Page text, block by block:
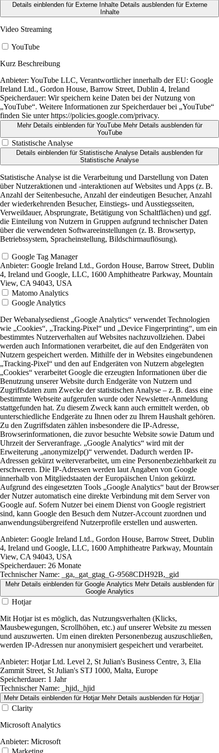
Details einblendenfür Externe Inhalte Details ausblendenfür Externe
Inhalte
Video Streaming
YouTube
Kurz Beschreibung
Anbieter: YouTube LLC, Verantwortlicher innerhalb der EU: Google
Ireland Ltd., Gordon House, Barrow Street, Dublin 4, Ireland
Speicherdauer: Wir speichern keine Daten bei der Nutzung von
„YouTube“. Weitere Informationen zur Speicherdauer bei „YouTube“
finden Sie unter https://policies.google.com/privacy.
Mehr Details einblendenfür YouTube Mehr Details ausblendenfür
YouTube
Statistische Analyse
Details einblenden für Statistische Analyse Details ausblenden für
Statistische Analyse
Statistische Analyse ist die Verarbeitung und Darstellung von Daten
über Nutzeraktionen und -interaktionen auf Websites und Apps (z. B.
Anzahl der Seitenbesuche, Anzahl der eindeutigen Besucher, Anzahl
der wiederkehrenden Besucher, Einstiegs- und Ausstiegsseiten,
Verweildauer, Absprungrate, Betätigung von Schaltflächen) und ggf.
die Einteilung von Nutzern in Gruppen aufgrund technischer Daten
über die verwendeten Softwareeinstellungen (z. B. Browsertyp,
Betriebssystem, Spracheinstellung, Bildschirmauflösung).
Google Tag Manager
Anbieter: Google Ireland Ltd., Gordon House, Barrow Street, Dublin
4, Ireland und Google, LLC, 1600 Amphitheatre Parkway, Mountain
View, CA 94043, USA
Matomo Analytics
Google Analytics
Der Webanalysedienst „Google Analytics“ verwendet Technologien
wie „Cookies“, „Tracking-Pixel“ und „Device Fingerprinting“, um ein
bestimmtes Nutzerverhalten auf Websites nachzuvollziehen. Dabei
werden auch Informationen verarbeitet, die auf den Endgeräten von
Nutzern gespeichert werden. Mithilfe der in Websites eingebundenen
„Tracking-Pixel“ und den auf Endgeräten von Nutzern abgelegten
„Cookies“ verarbeitet Google die erzeugten Informationen über die
Benutzung unserer Website durch Endgeräte von Nutzern und
Zugriffsdaten zum Zwecke der statistischen Analyse – z. B. dass eine
bestimmte Webseite aufgerufen wurde oder Newsletter-Anmeldung
stattgefunden hat. Zu diesem Zweck kann auch ermittelt werden, ob
unterschiedliche Endgeräte zu Ihnen oder zu Ihrem Haushalt gehören.
Zu den Zugriffsdaten zählen insbesondere die IP-Adresse,
Browserinformationen, die zuvor besuchte Website sowie Datum und
Uhrzeit der Serveranfrage. „Google Analytics“ wird mit der
Erweiterung „anonymizeIp()“ verwendet. Dadurch werden IP-
Adressen gekürzt weiterverarbeitet, um eine Personenbeziehbarkeit zu
erschweren. Die IP-Adressen werden laut Angaben von Google
innerhalb von Mitgliedstaaten der Europäischen Union gekürzt.
Aufgrund des eingesetzten Tools „Google Analytics“ baut der Browser
der Nutzer automatisch eine direkte Verbindung mit dem Server von
Google auf. Sofern Nutzer bei einem Dienst von Google registriert
sind, kann Google den Besuch dem Nutzer-Account zuordnen und
anwendungsübergreifend Nutzerprofile erstellen und auswerten.
Anbieter: Google Ireland Ltd., Gordon House, Barrow Street, Dublin
4, Ireland und Google, LLC, 1600 Amphitheatre Parkway, Mountain
View, CA 94043, USA
Speicherdauer: 26 Monate
Technischer Name: _ga,_gat_gtag_G-9568CDH92B,_gid
Mehr Details einblendenfür Google Analytics Mehr Details ausblendenfür
Google Analytics
Hotjar
Mit Hotjar ist es möglich, das Nutzungsverhalten (Klicks,
Mausbewegungen, Scrollhöhen, etc.) auf unserer Website zu messen
und auszuwerten. Um einen direkten Personenbezug auszuschließen,
werden IP-Adressen nur anonymisiert gespeichert und verarbeitet.
Anbieter: Hotjar Ltd. Level 2, St Julian's Business Centre, 3, Elia
Zammit Street, St Julian's STJ 1000, Malta, Europe
Speicherdauer: 1 Jahr
Technischer Name: _hjid,_hjid
Mehr Details einblenden für Hotjar Mehr Details ausblenden für Hotjar
Clarity
Microsoft Analytics
Anbieter: Microsoft
Marketing